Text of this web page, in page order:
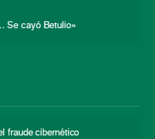
Se cayó Betulio»
fraude cibernético